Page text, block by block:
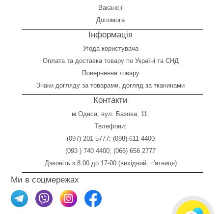
Вакансії
Допомога
Інформація
Угода користувача
Оплата та доставка товару по Україні та СНД
Повернення товару
Знаки догляду за товарами, догляд за тканинами
Контакти
м.Одеса, вул. Базова, 11.
Телефони:
(097) 201 5777; (098) 611 4400
(093 ) 740 4400; (066) 656 2777
Дзвоніть з 8.00 до 17-00 (вихідний: п'ятниця)
Ми в соцмережах